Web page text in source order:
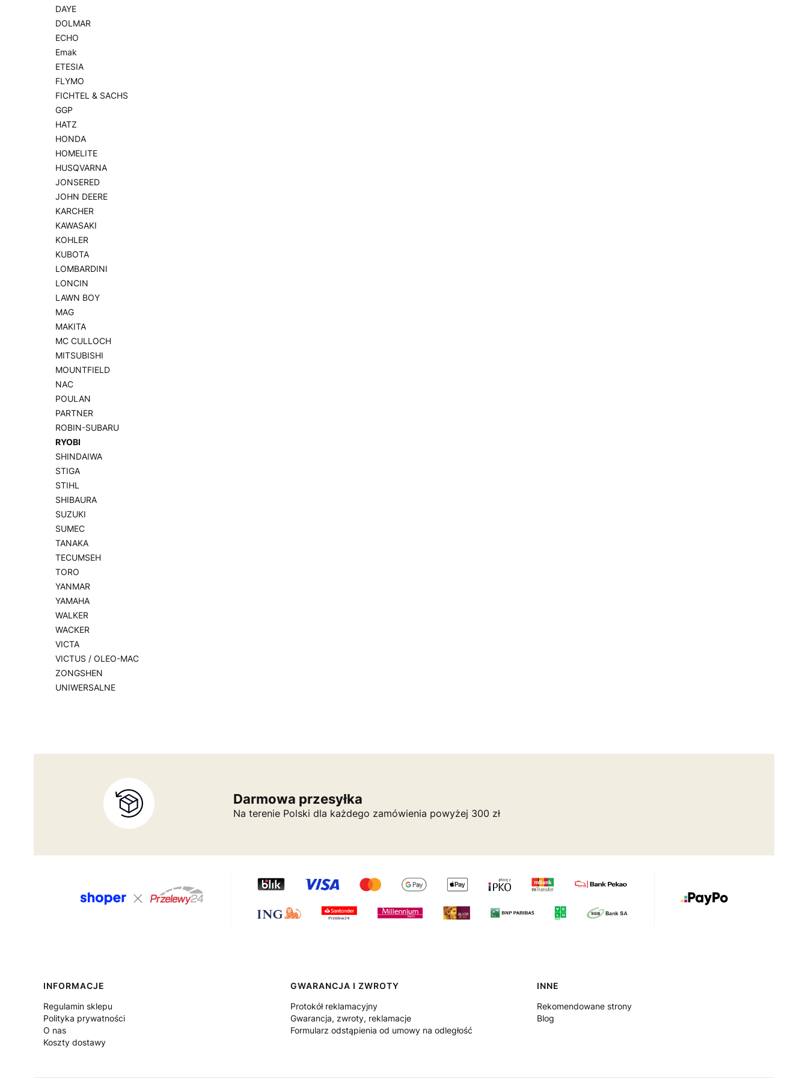
DAYE
DOLMAR
ECHO
Emak
ETESIA
FLYMO
FICHTEL & SACHS
GGP
HATZ
HONDA
HOMELITE
HUSQVARNA
JONSERED
JOHN DEERE
KARCHER
KAWASAKI
KOHLER
KUBOTA
LOMBARDINI
LONCIN
LAWN BOY
MAG
MAKITA
MC CULLOCH
MITSUBISHI
MOUNTFIELD
NAC
POULAN
PARTNER
ROBIN-SUBARU
RYOBI
SHINDAIWA
STIGA
STIHL
SHIBAURA
SUZUKI
SUMEC
TANAKA
TECUMSEH
TORO
YANMAR
YAMAHA
WALKER
WACKER
VICTA
VICTUS / OLEO-MAC
ZONGSHEN
UNIWERSALNE
Darmowa przesyłka
Na terenie Polski dla każdego zamówienia powyżej 300 zł
Linki w stopce
INFORMACJE
Regulamin sklepu
Polityka prywatności
O nas
Koszty dostawy
GWARANCJA I ZWROTY
Protokół reklamacyjny
Gwarancja, zwroty, reklamacje
Formularz odstąpienia od umowy na odległość
INNE
Rekomendowane strony
Blog